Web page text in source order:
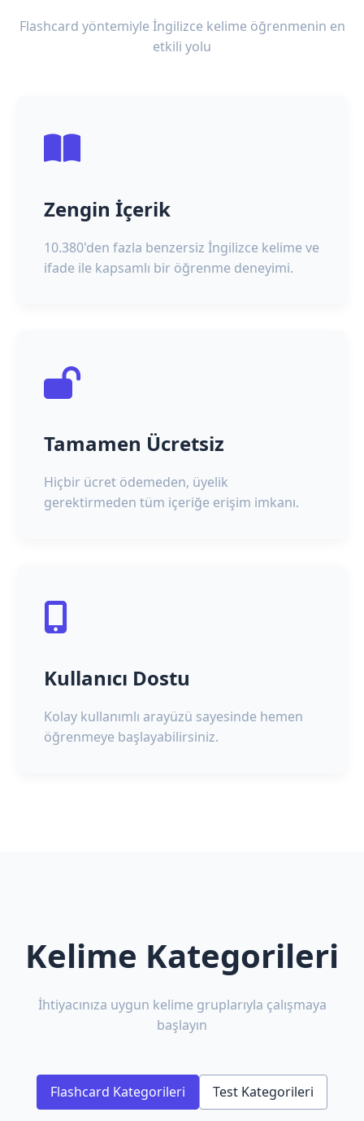
Flashcard yöntemiyle İngilizce kelime öğrenmenin en
etkili yolu
Zengin İçerik
10.380'den fazla benzersiz İngilizce kelime ve
ifade ile kapsamlı bir öğrenme deneyimi.
Tamamen Ücretsiz
Hiçbir ücret ödemeden, üyelik
gerektirmeden tüm içeriğe erişim imkanı.
Kullanıcı Dostu
Kolay kullanımlı arayüzü sayesinde hemen
öğrenmeye başlayabilirsiniz.
Kelime Kategorileri
İhtiyacınıza uygun kelime gruplarıyla çalışmaya
başlayın
Flashcard Kategorileri Test Kategorileri